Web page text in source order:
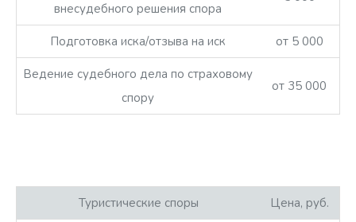
внесудебного решения спора
Подготовка иска/отзыва на иск от 5 000
Ведение судебного дела по страховому
спору
от 35 000
Туристические споры Цена, руб.